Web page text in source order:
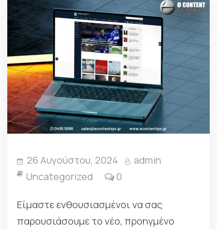
26 Αυγούστου, 2024
admin
Uncategorized
0
Είμαστε ενθουσιασμένοι να σας
παρουσιάσουμε το νέο, προηγμένο